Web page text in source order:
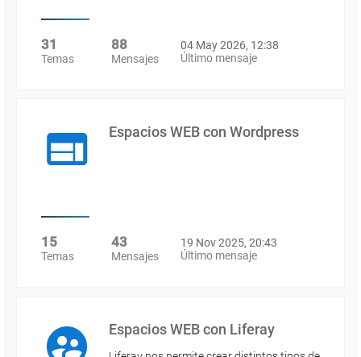
31
Temas
88
Mensajes
04 May 2026, 12:38
Último mensaje
Espacios WEB con Wordpress
15
Temas
43
Mensajes
19 Nov 2025, 20:43
Último mensaje
Espacios WEB con Liferay